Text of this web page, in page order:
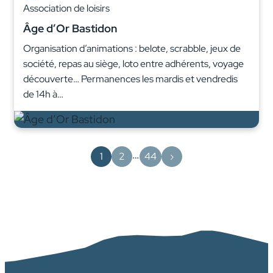
Association de loisirs
Âge d’Or Bastidon
Organisation d’animations : belote, scrabble, jeux de
société, repas au siège, loto entre adhérents, voyage
découverte… Permanences les mardis et vendredis
de 14h à…
1 2 … 44 ›